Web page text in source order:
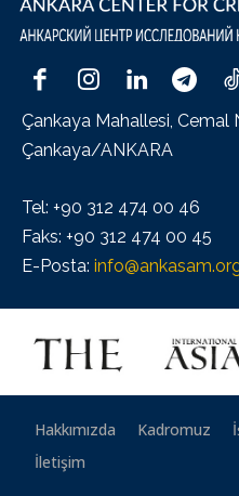
Çankaya Mahallesi, Cemal
Çankaya/ANKARA
Tel: +90 312 474 00 46
Faks: +90 312 474 00 45
E-Posta:
Hakkımızda Kadromuz
İletişim